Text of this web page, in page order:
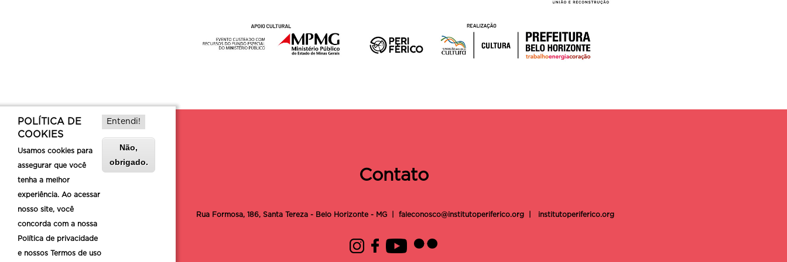
Contato
Rua Formosa, 186, Santa Tereza - Belo Horizonte - MG | faleconosco@institutoperiferico.org institutoperiferico.org
POLÍTICA DE
COOKIES
Usamos cookies para
assegurar que você
tenha a melhor
experiência. Ao acessar
nosso site, você
concorda com a nossa
Política de privacidade
e nossos Termos de uso
Entendi!
Não,
obrigado.